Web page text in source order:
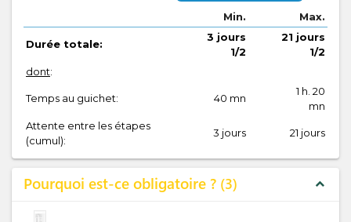
Min. Max.
Durée totale:
3 jours
1/2
21 jours
1/2
dont:
Temps au guichet: 40 mn
1 h. 20
mn
Attente entre les étapes
(cumul):
3 jours 21 jours
Pourquoi est-ce obligatoire ? 3 expand_less